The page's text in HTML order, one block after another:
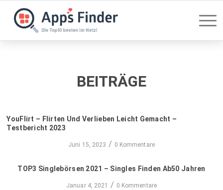
BEITRÄGE
YouFlirt – Flirten Und Verlieben Leicht Gemacht –
Testbericht 2023
Juni 15, 2023 / 0 Kommentare
TOP3 Singlebörsen 2021 – Singles Finden Ab50 Jahren
Januar 4, 2021 / 0 Kommentare